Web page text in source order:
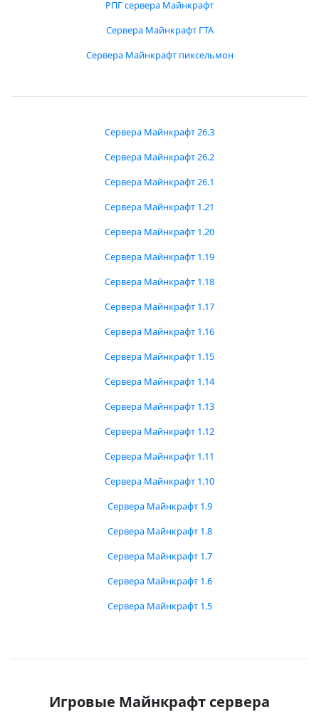
РПГ сервера Майнкрафт
Сервера Майнкрафт ГТА
Сервера Майнкрафт пиксельмон
Сервера Майнкрафт 26.3
Сервера Майнкрафт 26.2
Сервера Майнкрафт 26.1
Сервера Майнкрафт 1.21
Сервера Майнкрафт 1.20
Сервера Майнкрафт 1.19
Сервера Майнкрафт 1.18
Сервера Майнкрафт 1.17
Сервера Майнкрафт 1.16
Сервера Майнкрафт 1.15
Сервера Майнкрафт 1.14
Сервера Майнкрафт 1.13
Сервера Майнкрафт 1.12
Сервера Майнкрафт 1.11
Сервера Майнкрафт 1.10
Сервера Майнкрафт 1.9
Сервера Майнкрафт 1.8
Сервера Майнкрафт 1.7
Сервера Майнкрафт 1.6
Сервера Майнкрафт 1.5
Игровые Майнкрафт сервера